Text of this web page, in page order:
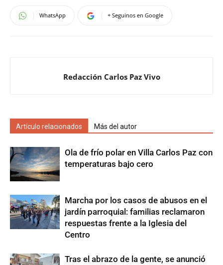
WhatsApp + Seguinos en Google
Redacción Carlos Paz Vivo
Artículo relacionados Más del autor
Ola de frío polar en Villa Carlos Paz con
temperaturas bajo cero
Marcha por los casos de abusos en el
jardín parroquial: familias reclamaron
respuestas frente a la Iglesia del
Centro
Tras el abrazo de la gente, se anunció